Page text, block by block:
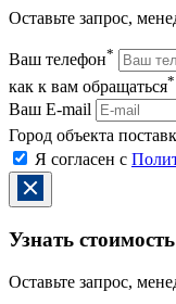
Оставьте запрос,
Ваш телефон*
как к вам обращаться*
Ваш E-mail
Город объекта
Я согласен с
Узнать стоимость
Оставьте запрос,